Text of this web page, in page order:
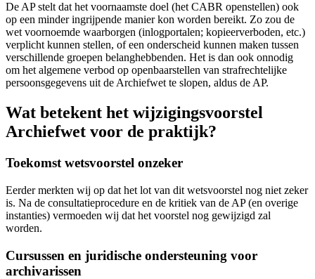
De AP stelt dat het voornaamste doel (het CABR openstellen) ook
op een minder ingrijpende manier kon worden bereikt. Zo zou de
wet voornoemde waarborgen (inlogportalen; kopieerverboden, etc.)
verplicht kunnen stellen, of een onderscheid kunnen maken tussen
verschillende groepen belanghebbenden. Het is dan ook onnodig
om het algemene verbod op openbaarstellen van strafrechtelijke
persoonsgegevens uit de Archiefwet te slopen, aldus de AP.
Wat betekent het wijzigingsvoorstel
Archiefwet voor de praktijk?
Toekomst wetsvoorstel onzeker
Eerder merkten wij op dat het lot van dit wetsvoorstel nog niet zeker
is. Na de consultatieprocedure en de kritiek van de AP (en overige
instanties) vermoeden wij dat het voorstel nog gewijzigd zal
worden.
Cursussen en juridische ondersteuning voor
archivarissen